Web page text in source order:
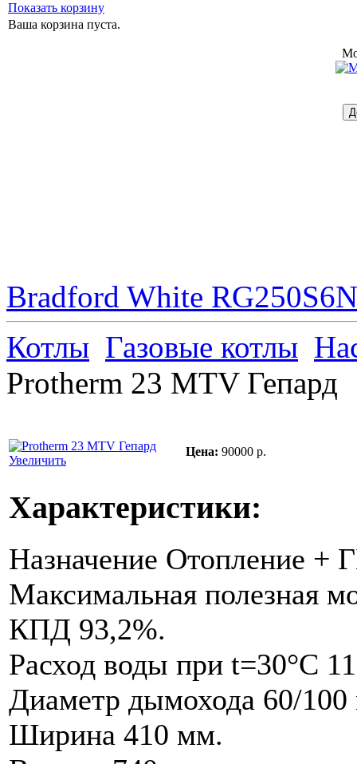
Показать корзину
Ваша корзина пуста.
Bradford White
Котлы Газовые котлы
Protherm 23 МTV Гепард
Увеличить
Цена: 90000 р.
Характеристики:
Назначение Отопление +
Максимальная полезная
КПД 93,2%.
Расход воды при t=30°C
Диаметр дымохода 60/
Ширина 410 мм.